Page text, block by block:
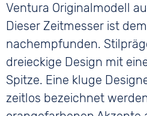
Ventura Originalmodell
Dieser Zeitmesser ist
nachempfunden.
dreieckige Design mit
Spitze. Eine kluge
zeitlos bezeichnet